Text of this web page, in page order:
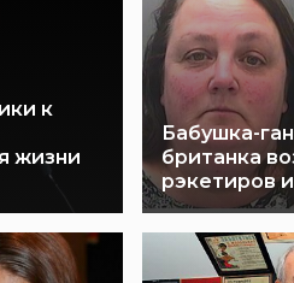
к
жизни
Бабушка-
британка
рэкетиров